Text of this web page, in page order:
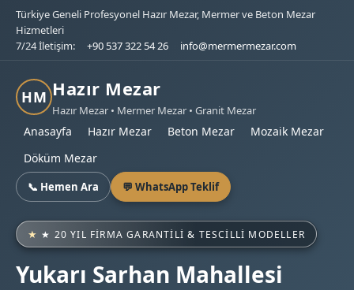
Türkiye Geneli Profesyonel Hazır Mezar, Mermer ve Beton Mezar
Hizmetleri
7/24 İletişim:
+90 537 322 54 26 info@mermermezar.com
HM Hazır Mezar
Hazır Mezar • Mermer Mezar • Granit Mezar
Anasayfa Hazır Mezar Beton Mezar
Mozaik Mezar
Döküm Mezar
📞 Hemen Ara 💬 WhatsApp Teklif
★ 20 YIL FIRMA GARANTILI & TESCILLI MODELLER
Yukarı Sarhan Mahallesi